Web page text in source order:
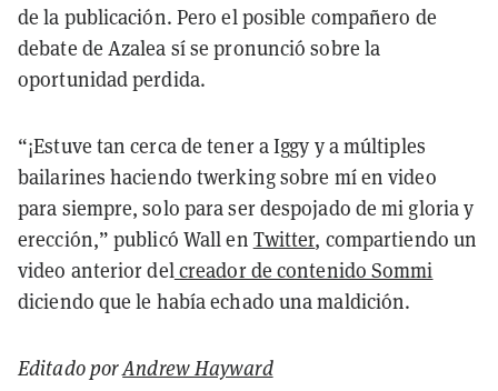
de la publicación. Pero el posible compañero de
debate de Azalea sí se pronunció sobre la
oportunidad perdida.
“¡Estuve tan cerca de tener a Iggy y a múltiples
bailarines haciendo twerking sobre mí en video
para siempre, solo para ser despojado de mi gloria y
erección,” publicó Wall en Twitter, compartiendo un
video anterior delcreador de contenido Sommi
diciendo que le había echado una maldición.
Editado porAndrew Hayward